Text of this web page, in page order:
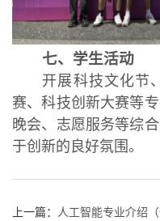
七、学生活动
开展科技文化节
赛、科技创新大赛等
晚会、志愿服务等综
于创新的良好氛围。
上一篇：
人工智能专业介绍